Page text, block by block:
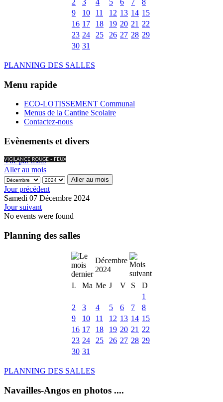
2
3 4 5 6 7
8
9
10 11 12 13 14 15
16 17 18 19 20 21 22
23 24 25 26 27 28 29
30 31
PLANNING DES SALLES
Menu rapide
ECO-LOTISSEMENT Communal
Menus de la Cantine Scolaire
Contactez-nous
Evènements et divers
VIGILANCE ROUGE - FEUX
Vue par mois
Aller au mois
Aller au mois
Jour précédent
Samedi 07 Décembre 2024
Jour suivant
No events were found
Planning des salles
Décembre
2024
L
Ma Me J V S
D
1
2
3 4 5 6 7
8
9
10 11 12 13 14 15
16 17 18 19 20 21 22
23 24 25 26 27 28 29
30 31
PLANNING DES SALLES
Navailles-Angos en photos ....